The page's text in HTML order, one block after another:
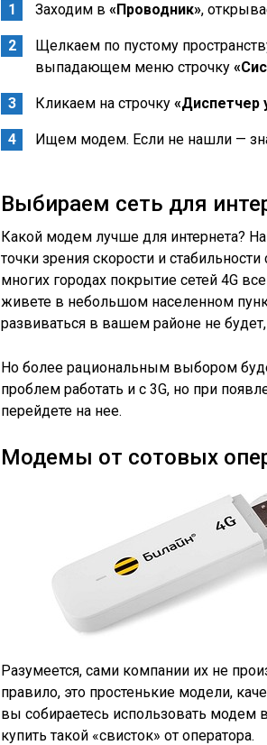
Заходим в «Проводник»,
Щелкаем по пустому
выпадающем меню строчку
Кликаем на строчку «Диспетчер
Ищем модем. Если не нашли —
Выбираем сеть для
Какой модем лучше для интернета?
точки зрения скорости и
многих городах покрытие сетей 4G
живете в небольшом населенном
развиваться в вашем районе не
Но более рациональным выбором
проблем работать и с 3G, но при
перейдете на нее.
Модемы от сотовых
Разумеется, сами компании их не
правило, это простенькие модели,
вы собираетесь использовать модем
купить такой «свисток» от оператора.